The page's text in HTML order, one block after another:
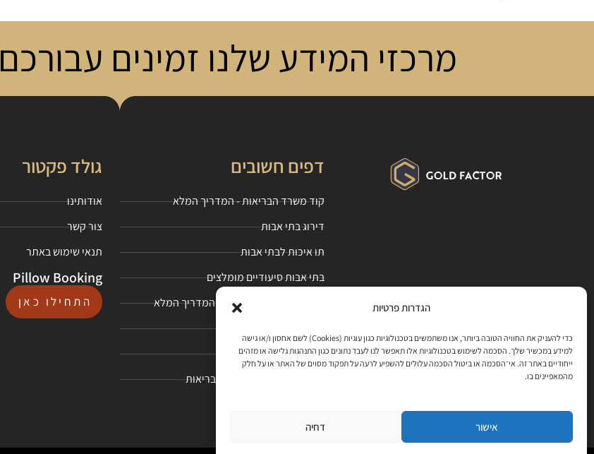
הגדרות פרטיות
כדי להעניק את החוויה הטובה ביותר, אנו משתמשים בטכנולוגיות כגון עוגיות (Cookies) לשם אחסון ו/או גישה
למידע במכשיר שלך. הסכמה לשימוש בטכנולוגיות אלו תאפשר לנו לעבד נתונים כגון התנהגות גלישה או מזהים
ייחודיים באתר זה. אי־הסכמה או ביטול הסכמה עלולים להשפיע לרעה על תפקוד מסוים של האתר או על חלק
מהמאפיינים בו.
אישור דחיה
מרכזי המידע שלנו זמינים עבורכם
דפים חשובים
קוד משרד הבריאות - המדריך המלא
דירוג בתי אבות
תו איכות לבתי אבות
בתי אבות סיעודיים מומלצים
מעבר לבית אבות סיעודי - המדריך המלא
מחירי בתי אבות סיעודי
בתי אבות עם קוד משרד הבריאות
גולד פקטור
אודותינו
צור קשר
תנאי שימוש באתר
Pillow Booking
התחילו כאן